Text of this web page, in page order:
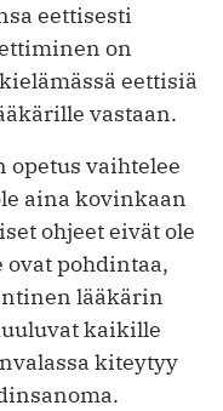
eettisesti
on
eettisiä
vastaan.
vaihtelee
aina kovinkaan
ohjeet eivät ole
pohdintaa,
lääkärin
kaikille
kiteytyy